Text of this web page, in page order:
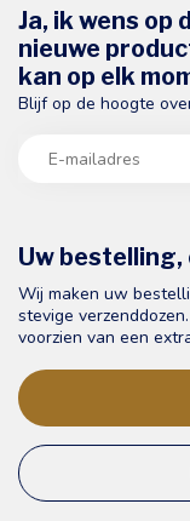
Uw
Wij maken uw
stevige
voorzien van een
Ja, ik wens op
nieuwe
kan op elk
Blijf op de hoogte